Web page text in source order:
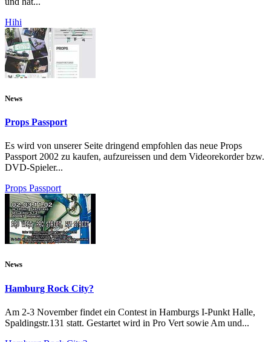
Hihi
News
Props Passport
Es wird von unserer Seite dringend empfohlen das neue Props
Passport 2002 zu kaufen, aufzureissen und dem Videorekorder bzw.
DVD-Spieler...
Props Passport
News
Hamburg Rock City?
Am 2-3 November findet ein Contest in Hamburgs I-Punkt Halle,
Spaldingstr.131 statt. Gestartet wird in Pro Vert sowie Am und...